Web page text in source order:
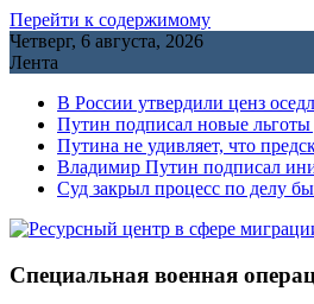
Перейти к содержимому
Четверг, 6 августа, 2026
Лента
В России утвердили ценз
Путин подписал новые
Путина не удивляет, что
Владимир Путин подписал
Cуд закрыл процесс по делу
Специальная военная